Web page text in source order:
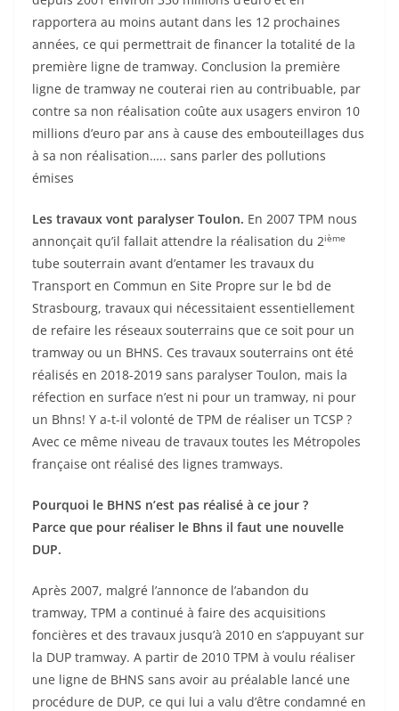
rapportera au moins autant dans les 12 prochaines
années, ce qui permettrait de financer la totalité de la
première ligne de tramway. Conclusion la première
ligne de tramway ne couterai rien au contribuable, par
contre sa non réalisation coûte aux usagers environ 10
millions d’euro par ans à cause des embouteillages dus
à sa non réalisation….. sans parler des pollutions
émises
Les travaux vont paralyser Toulon. En 2007 TPM nous
annonçait qu’il fallait attendre la réalisation du 2ième
tube souterrain avant d’entamer les travaux du
Transport en Commun en Site Propre sur le bd de
Strasbourg, travaux qui nécessitaient essentiellement
de refaire les réseaux souterrains que ce soit pour un
tramway ou un BHNS. Ces travaux souterrains ont été
réalisés en 2018-2019 sans paralyser Toulon, mais la
réfection en surface n’est ni pour un tramway, ni pour
un Bhns! Y a-t-il volonté de TPM de réaliser un TCSP ?
Avec ce même niveau de travaux toutes les Métropoles
française ont réalisé des lignes tramways.
Pourquoi le BHNS n’est pas réalisé à ce jour ?
Parce que pour réaliser le Bhns il faut une nouvelle
DUP.
Après 2007, malgré l’annonce de l’abandon du
tramway, TPM a continué à faire des acquisitions
foncières et des travaux jusqu’à 2010 en s’appuyant sur
la DUP tramway. A partir de 2010 TPM à voulu réaliser
une ligne de BHNS sans avoir au préalable lancé une
procédure de DUP, ce qui lui a valu d’être condamné en